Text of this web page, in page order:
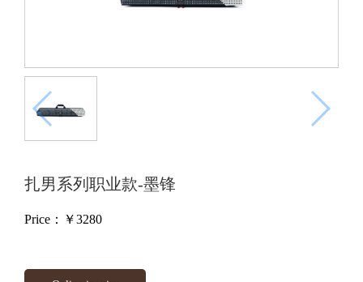
扎男系列职业款-墨锋
Price：￥3280